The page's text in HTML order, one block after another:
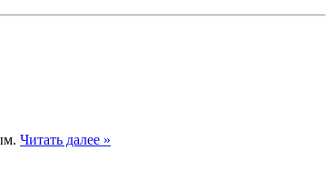
Читать далее »